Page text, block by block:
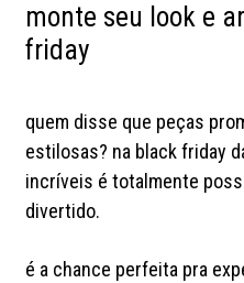
monte seu look e
friday
quem disse que peças
estilosas? na black friday
incríveis é totalmente
divertido.
é a chance perfeita pra